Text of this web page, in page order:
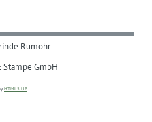
Rumohr.
Stampe GmbH
HTML5 UP